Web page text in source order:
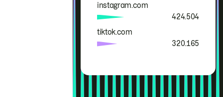
instagram.com
424.504
tiktok.com
320.165